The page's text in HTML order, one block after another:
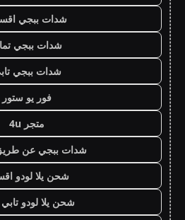
شدات ببجي
شدات ببجي
شدات ببجي
فور يو ستور
متجر 4u
شدات ببجي عن طريق
شحن يلا لودو
شحن يلا لودو تابي